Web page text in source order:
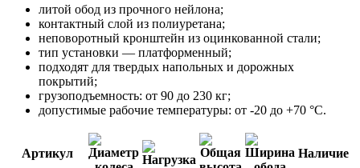
литой обод из прочного нейлона;
контактный слой из полиуретана;
неповоротный кронштейн из оцинкованной стали;
тип установки — платформенный;
подходят для твердых напольных и дорожных
покрытий;
грузоподъемность: от 90 до 230 кг;
допустимые рабочие температуры: от -20 до +70 °С.
Артикул Наличие